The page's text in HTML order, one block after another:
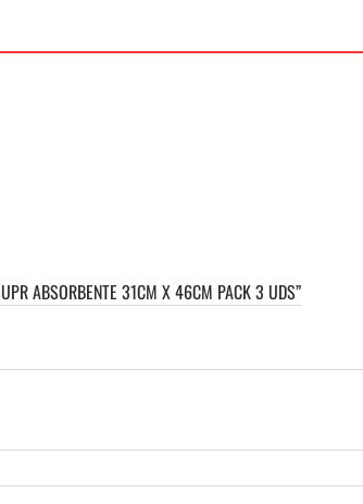
ABSORBENTE 31CM X 46CM PACK 3 UDS”